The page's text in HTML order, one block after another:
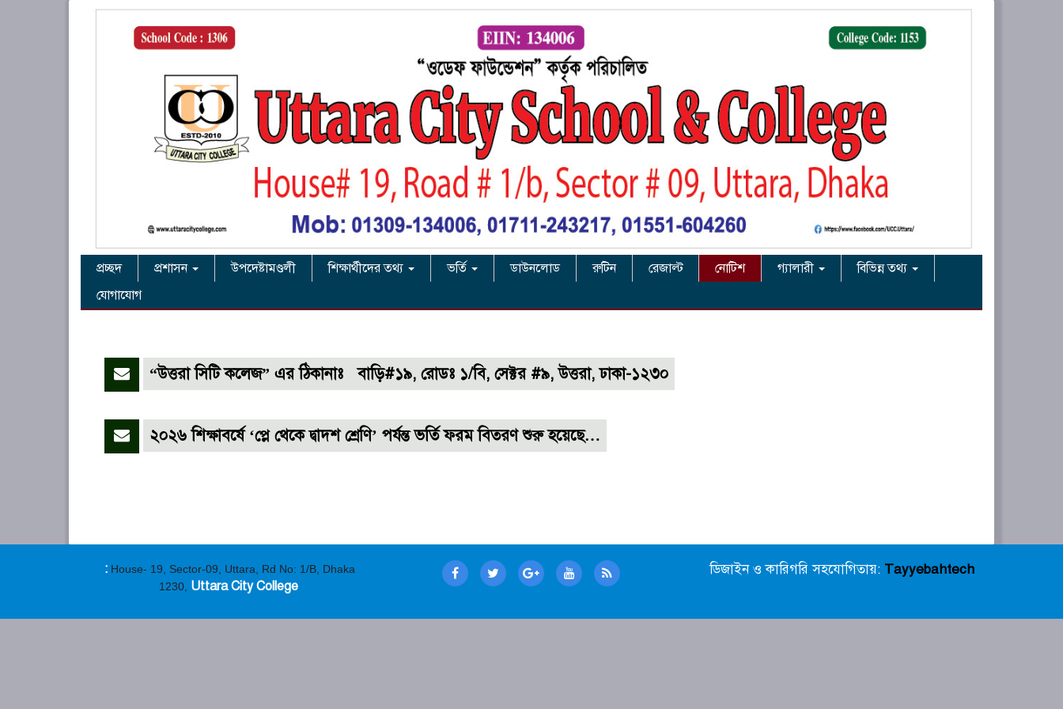
প্রচ্ছদ প্রশাসন উপদেষ্টামণ্ডলী শিক্ষার্থীদের তথ্য ভর্তি ডাউনলোড রুটিন রেজাল্ট নোটিশ গ্যালারী
বিভিন্ন তথ্য
যোগাযোগ
“উত্তরা সিটি কলেজ” এর ঠিকানাঃ বাড়ি#১৯, রোডঃ ১/বি, সেক্টর #৯, উত্তরা, ঢাকা-১২৩০
২০২৬ শিক্ষাবর্ষে ‘প্লে থেকে দ্বাদশ শ্রেণি’ পর্যন্ত ভর্তি ফরম বিতরণ শুরু হয়েছে…
: House- 19, Sector-09, Uttara, Rd No: 1/B, Dhaka
1230, Uttara City College
ডিজাইন ও কারিগরি সহযোগিতায়: Tayyebahtech